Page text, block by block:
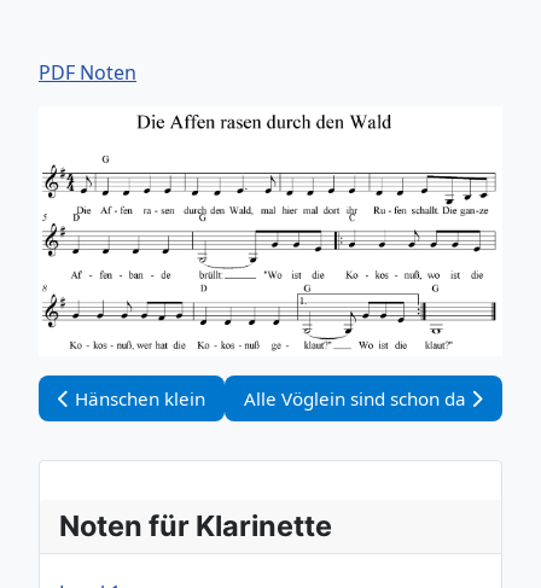
PDF Noten
Vorheriger Beitrag: Hänschen klein
Hänschen klein Nächster Beitrag: Alle Vöglein
Alle Vöglein sind schon da
Noten für Klarinette